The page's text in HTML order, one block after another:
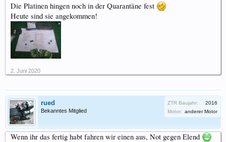
Die Platinen hingen noch in der Quarantäne fest
Heute sind sie angekommen!
2. Juni 2020
rued
Bekanntes Mitglied
ZTR Baujahr:
2016
Motor: anderer Motor
Wenn ihr das fertig habt fahren wir einen aus, Not gegen Elend